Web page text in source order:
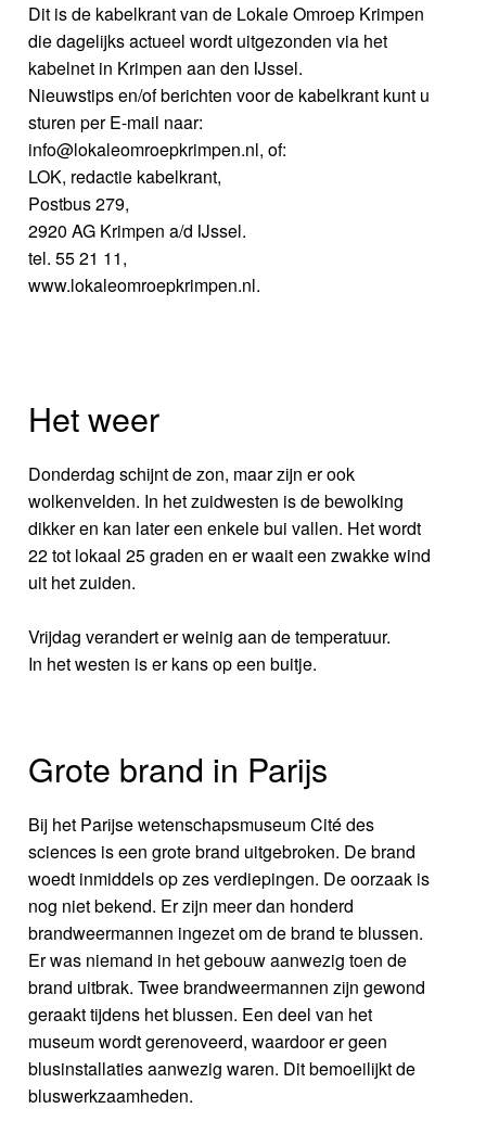
Dit is de kabelkrant van de Lokale Omroep Krimpen
die dagelijks actueel wordt uitgezonden via het
kabelnet in Krimpen aan den IJssel.
Nieuwstips en/of berichten voor de kabelkrant kunt u
sturen per E-mail naar:
info@lokaleomroepkrimpen.nl, of:
LOK, redactie kabelkrant,
Postbus 279,
2920 AG Krimpen a/d IJssel.
tel. 55 21 11,
www.lokaleomroepkrimpen.nl.
Het weer
Donderdag schijnt de zon, maar zijn er ook
wolkenvelden. In het zuidwesten is de bewolking
dikker en kan later een enkele bui vallen. Het wordt
22 tot lokaal 25 graden en er waait een zwakke wind
uit het zuiden.
Vrijdag verandert er weinig aan de temperatuur.
In het westen is er kans op een buitje.
Grote brand in Parijs
Bij het Parijse wetenschapsmuseum Cité des
sciences is een grote brand uitgebroken. De brand
woedt inmiddels op zes verdiepingen. De oorzaak is
nog niet bekend. Er zijn meer dan honderd
brandweermannen ingezet om de brand te blussen.
Er was niemand in het gebouw aanwezig toen de
brand uitbrak. Twee brandweermannen zijn gewond
geraakt tijdens het blussen. Een deel van het
museum wordt gerenoveerd, waardoor er geen
blusinstallaties aanwezig waren. Dit bemoeilijkt de
bluswerkzaamheden.